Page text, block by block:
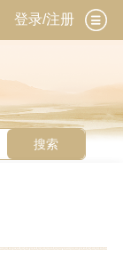
登录/注册
搜索